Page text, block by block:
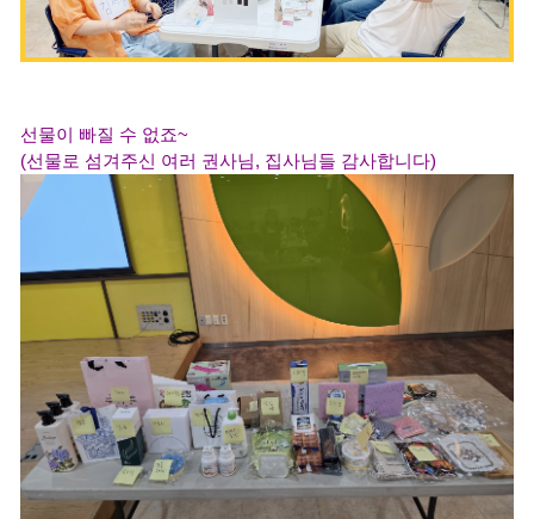
선물이 빠질 수 없죠~
(선물로 섬겨주신 여러 권사님, 집사님들 감사합니다)